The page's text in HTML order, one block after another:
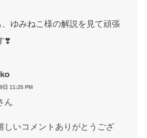
ゆみねこ様の解説を見て頑張
❣️
日 11:25 PM
ん
しいコメントありがとうござ